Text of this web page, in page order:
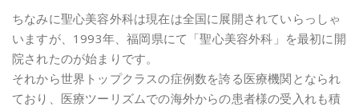
ちなみに聖心美容外科は現在は全国に展開されていらっしゃ
いますが、1993年、福岡県にて「聖心美容外科」を最初に開
院されたのが始まりです。
それから世界トップクラスの症例数を誇る医療機関となられ
ており、医療ツーリズムでの海外からの患者様の受入れも積